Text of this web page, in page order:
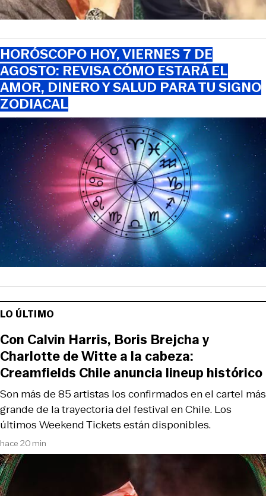
HORÓSCOPO HOY, VIERNES 7 DE
AGOSTO: REVISA CÓMO ESTARÁ EL
AMOR, DINERO Y SALUD PARA TU SIGNO
ZODIACAL
LO ÚLTIMO
hace 20 min
Son más de 85 artistas los confirmados en el cartel más
grande de la trayectoria del festival en Chile. Los
últimos Weekend Tickets están disponibles.
Con Calvin Harris, Boris Brejcha y
Charlotte de Witte a la cabeza:
Creamfields Chile anuncia lineup histórico